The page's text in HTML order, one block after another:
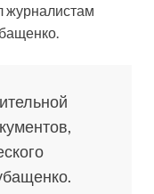
журналистам